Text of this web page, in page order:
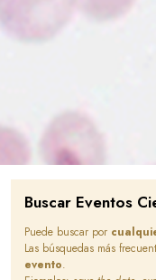
Buscar Eventos
Puede buscar por
Las búsquedas más
evento.